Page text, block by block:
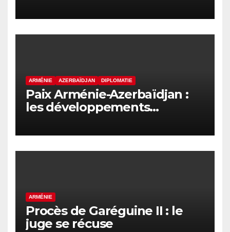
Conseil intergouvernemental
ARMÉNIE AZERBAÏDJAN DIPLOMATIE
Paix Arménie-Azerbaïdjan :
les développements
signature finale
ARMÉNIE
Procès de Garéguine II : le
juge se récuse